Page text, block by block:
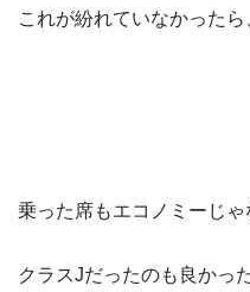
これが紛れていなかった
乗った席もエコノミーじゃ
クラスJだったのも良かっ